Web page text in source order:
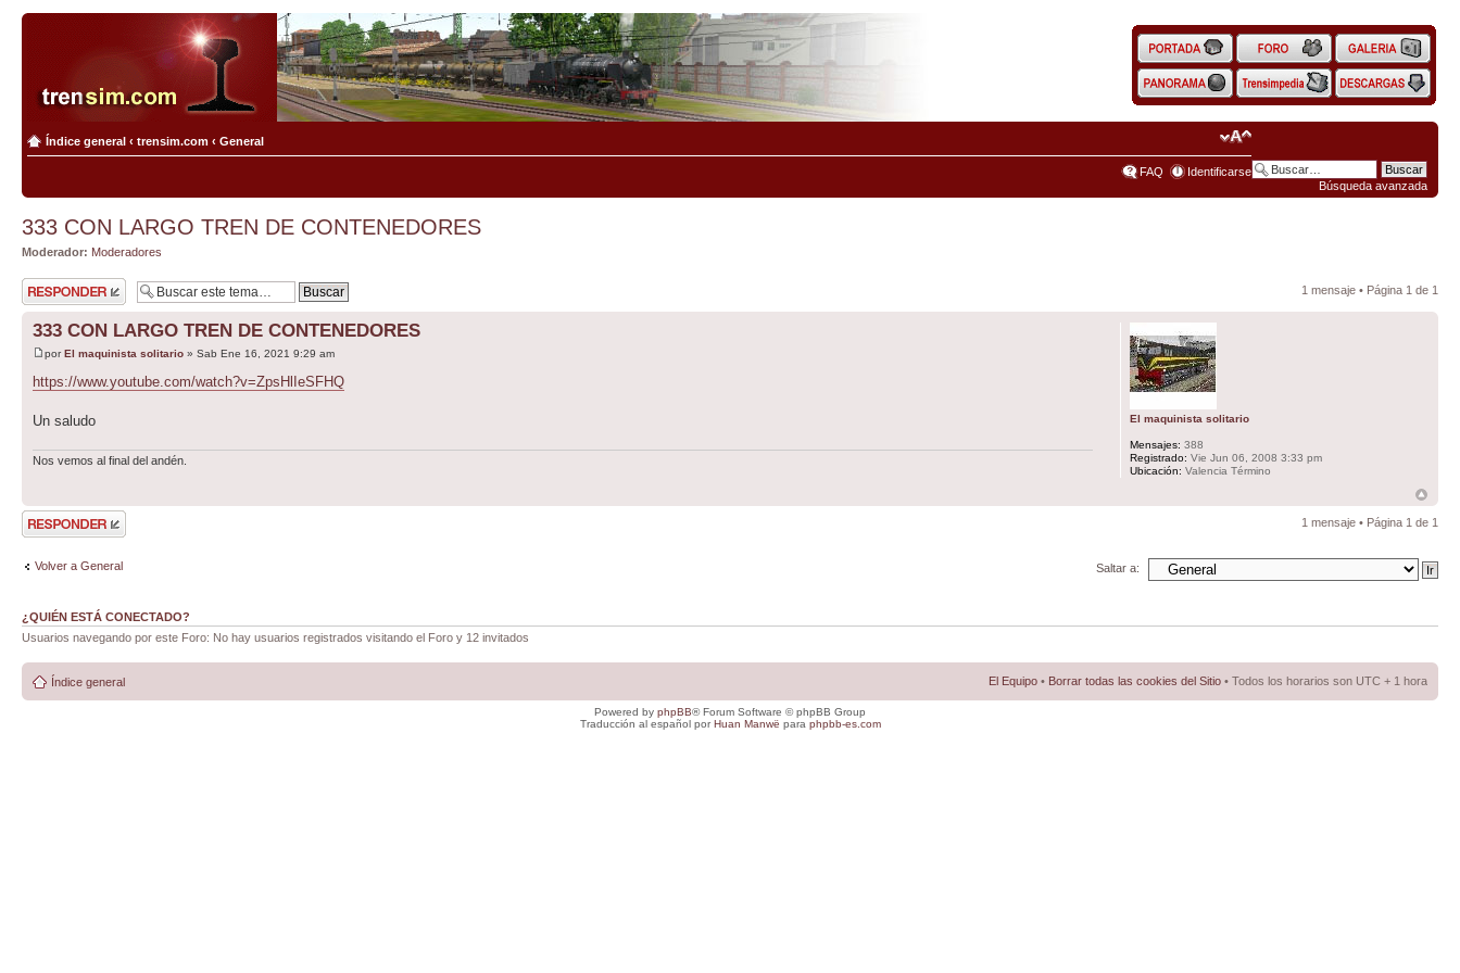
Búsqueda avanzada
Índice general ‹ trensim.com ‹ General
FAQ Identificarse
333 CON LARGO TREN DE CONTENEDORES
Moderador: Moderadores
Publicar una
respuesta
1 mensaje • Página 1 de 1
333 CON LARGO TREN DE CONTENEDORES
porEl maquinista solitario » Sab Ene 16, 2021 9:29 am
https://www.youtube.com/watch?v=ZpsHlIeSFHQ
Un saludo
Nos vemos al final del andén.
El maquinista solitario
Mensajes: 388
Registrado: Vie Jun 06, 2008 3:33 pm
Ubicación: Valencia Término
Publicar una
respuesta
1 mensaje • Página 1 de 1
Volver a General Saltar a:
¿QUIÉN ESTÁ CONECTADO?
Usuarios navegando por este Foro: No hay usuarios registrados visitando el Foro y 12 invitados
Índice general El Equipo • Borrar todas las cookies del Sitio • Todos los horarios son UTC + 1 hora
Powered by phpBB® Forum Software © phpBB Group
Traducción al español porHuan Manwë para phpbb-es.com